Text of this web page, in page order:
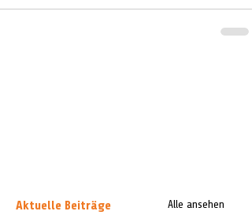
Aktuelle Beiträge Alle ansehen